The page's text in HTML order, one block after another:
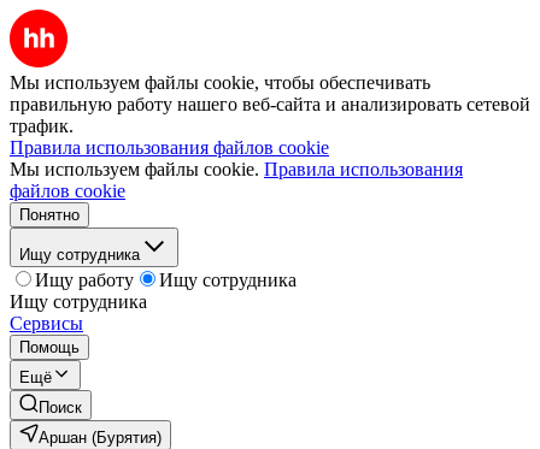
Мы используем файлы cookie, чтобы обеспечивать
правильную работу нашего веб-сайта и анализировать сетевой
трафик.
Правила использования файлов cookie
Мы используем файлы cookie. Правила использования
файлов cookie
Понятно
Ищу сотрудника
Ищу работу
Ищу сотрудника
Ищу сотрудника
Сервисы
Помощь
Ещё
Поиск
Аршан (Бурятия)